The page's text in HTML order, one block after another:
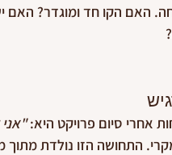
האם הקו חד ומוגדר?
אחרי סיום פרויקט היא:
התחושה הזו נולדת